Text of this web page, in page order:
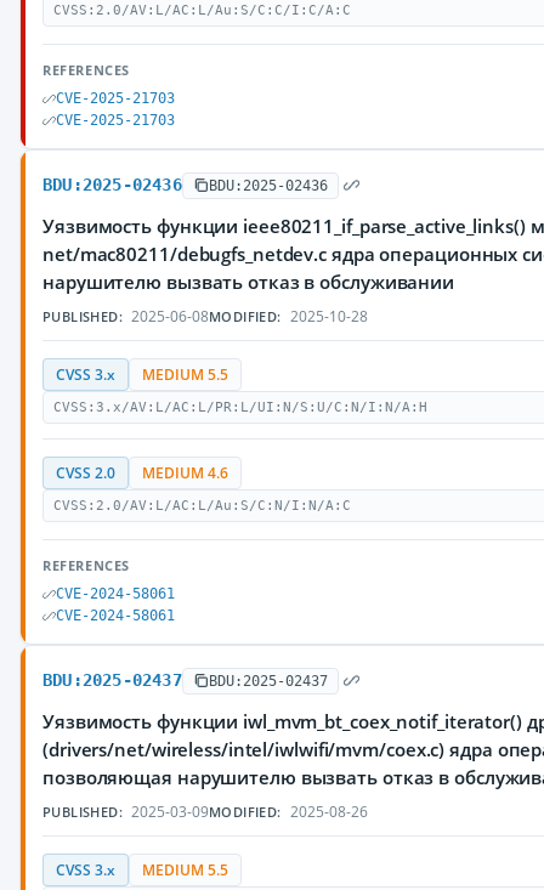
CVSS:2.0/AV:L/AC:L/Au:S/C:C/I:C/A:C
REFERENCES
CVE-2025-21703
CVE-2025-21703
BDU:2025-02436 BDU:2025-02436
Уязвимость функции ieee80211_if_parse_active_links()
net/mac80211/debugfs_netdev.c ядра операционных
нарушителю вызвать отказ в обслуживании
PUBLISHED: 2025-06-08MODIFIED: 2025-10-28
CVSS 3.x MEDIUM 5.5
CVSS:3.x/AV:L/AC:L/PR:L/UI:N/S:U/C:N/I:N/A:H
CVSS 2.0 MEDIUM 4.6
CVSS:2.0/AV:L/AC:L/Au:S/C:N/I:N/A:C
REFERENCES
CVE-2024-58061
CVE-2024-58061
BDU:2025-02437 BDU:2025-02437
Уязвимость функции iwl_mvm_bt_coex_notif_iterator()
(drivers/net/wireless/intel/iwlwifi/mvm/coex.c) ядра
позволяющая нарушителю вызвать отказ в
PUBLISHED: 2025-03-09MODIFIED: 2025-08-26
CVSS 3.x MEDIUM 5.5